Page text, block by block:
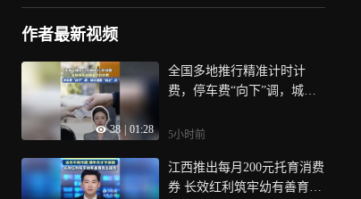
作者最新视频
38 01:28
全国多地推行精准计时计
费，停车费“向下”调，城市
5小时前
江西推出每月200元托育消费
券 长效红利筑牢幼有善育民